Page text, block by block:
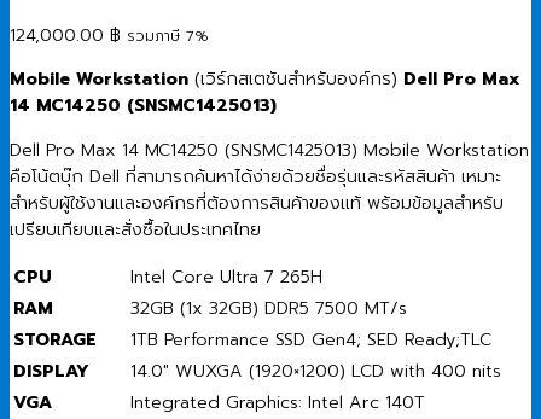
124,000.00 ฿ รวมภาษี 7%
Mobile Workstation (เวิร์กสเตชันสำหรับองค์กร) Dell Pro Max
14 MC14250 (SNSMC1425013)
Dell Pro Max 14 MC14250 (SNSMC1425013) Mobile Workstation
คือโน้ตบุ๊ก Dell ที่สามารถค้นหาได้ง่ายด้วยชื่อรุ่นและรหัสสินค้า เหมาะ
สำหรับผู้ใช้งานและองค์กรที่ต้องการสินค้าของแท้ พร้อมข้อมูลสำหรับ
เปรียบเทียบและสั่งซื้อในประเทศไทย
CPU
Intel Core Ultra 7 265H
RAM
32GB (1x 32GB) DDR5 7500 MT/s
STORAGE
1TB Performance SSD Gen4; SED Ready;TLC
DISPLAY
14.0″ WUXGA (1920×1200) LCD with 400 nits
VGA
Integrated Graphics: Intel Arc 140T